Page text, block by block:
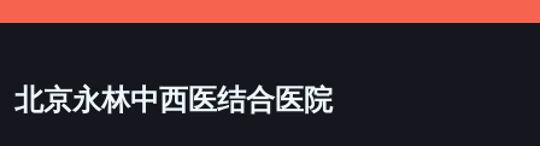
北京永林中西医结合医院